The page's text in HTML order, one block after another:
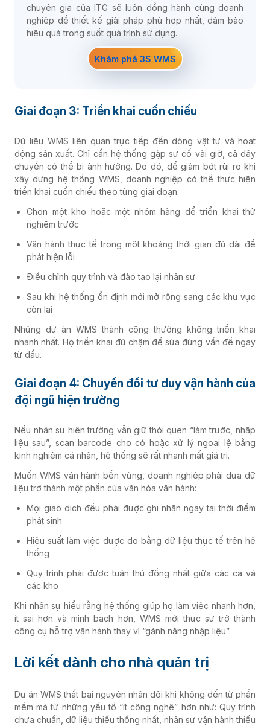
chuyên gia của ITG sẽ luôn đồng hành cùng doanh
nghiệp để thiết kế giải pháp phù hợp nhất, đảm bảo
hiệu quả trong suốt quá trình sử dụng.
Khám phá 3S WMS
Giai đoạn 3: Triển khai cuốn chiếu
Dữ liệu WMS liên quan trực tiếp đến dòng vật tư và hoạt
động sản xuất. Chỉ cần hệ thống gặp sự cố vài giờ, cả dây
chuyền có thể bị ảnh hưởng. Do đó, để giảm bớt rủi ro khi
xây dựng hệ thống WMS, doanh nghiệp có thể thực hiện
triển khai cuốn chiếu theo từng giai đoạn:
Chọn một kho hoặc một nhóm hàng để triển khai thử
nghiệm trước
Vận hành thực tế trong một khoảng thời gian đủ dài để
phát hiện lỗi
Điều chỉnh quy trình và đào tạo lại nhân sự
Sau khi hệ thống ổn định mới mở rộng sang các khu vực
còn lại
Những dự án WMS thành công thường không triển khai
nhanh nhất. Họ triển khai đủ chậm để sửa đúng vấn đề ngay
từ đầu.
Giai đoạn 4: Chuyển đổi tư duy vận hành của
đội ngũ hiện trường
Nếu nhân sự hiện trường vẫn giữ thói quen “làm trước, nhập
liệu sau”, scan barcode cho có hoặc xử lý ngoại lệ bằng
kinh nghiệm cá nhân, hệ thống sẽ rất nhanh mất giá trị.
Muốn WMS vận hành bền vững, doanh nghiệp phải đưa dữ
liệu trở thành một phần của văn hóa vận hành:
Mọi giao dịch đều phải được ghi nhận ngay tại thời điểm
phát sinh
Hiệu suất làm việc được đo bằng dữ liệu thực tế trên hệ
thống
Quy trình phải được tuân thủ đồng nhất giữa các ca và
các kho
Khi nhân sự hiểu rằng hệ thống giúp họ làm việc nhanh hơn,
ít sai hơn và minh bạch hơn, WMS mới thực sự trở thành
công cụ hỗ trợ vận hành thay vì “gánh nặng nhập liệu”.
Lời kết dành cho nhà quản trị
Dự án WMS thất bại nguyên nhân đôi khi không đến từ phần
mềm mà từ những yếu tố “ít công nghệ” hơn như: Quy trình
chưa chuẩn, dữ liệu thiếu thống nhất, nhân sự vận hành thiếu